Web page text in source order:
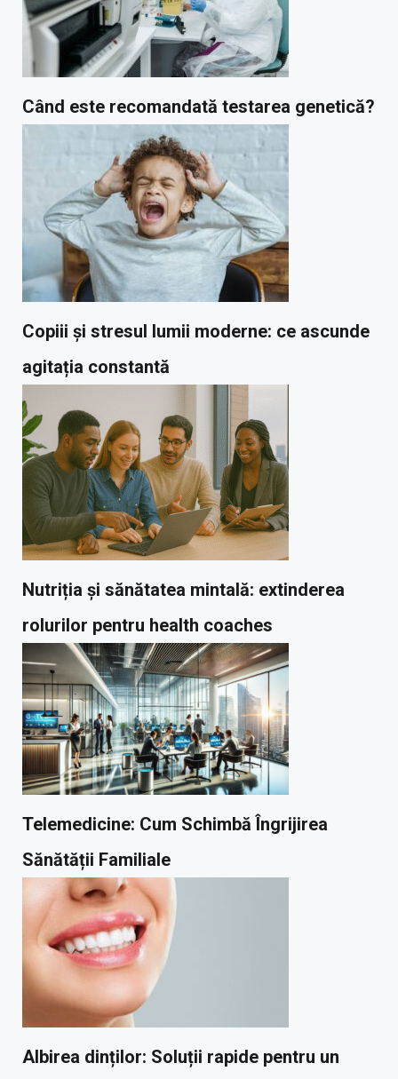
Când este recomandată testarea genetică?
Copiii și stresul lumii moderne: ce ascunde
agitația constantă
Nutriția și sănătatea mintală: extinderea
rolurilor pentru health coaches
Telemedicine: Cum Schimbă Îngrijirea
Sănătății Familiale
Albirea dinților: Soluții rapide pentru un